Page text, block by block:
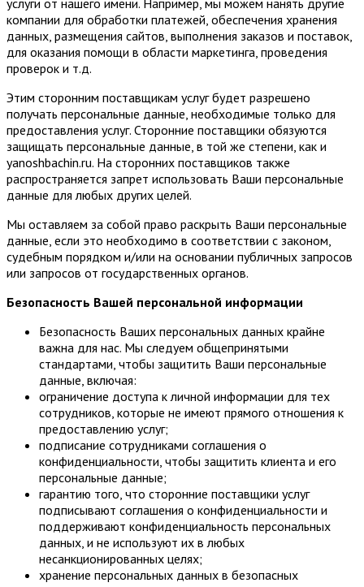
компании для обработки платежей, обеспечения хранения
данных, размещения сайтов, выполнения заказов и поставок,
для оказания помощи в области маркетинга, проведения
проверок и т.д.
Этим сторонним поставщикам услуг будет разрешено
получать персональные данные, необходимые только для
предоставления услуг. Сторонние поставщики обязуются
защищать персональные данные, в той же степени, как и
yanoshbachin.ru. На сторонних поставщиков также
распространяется запрет использовать Ваши персональные
данные для любых других целей.
Мы оставляем за собой право раскрыть Ваши персональные
данные, если это необходимо в соответствии с законом,
судебным порядком и/или на основании публичных запросов
или запросов от государственных органов.
Безопасность Вашей персональной информации
Безопасность Ваших персональных данных крайне
важна для нас. Мы следуем общепринятыми
стандартами, чтобы защитить Ваши персональные
данные, включая:
ограничение доступа к личной информации для тех
сотрудников, которые не имеют прямого отношения к
предоставлению услуг;
подписание сотрудниками соглашения о
конфиденциальности, чтобы защитить клиента и его
персональные данные;
гарантию того, что сторонние поставщики услуг
подписывают соглашения о конфиденциальности и
поддерживают конфиденциальность персональных
данных, и не используют их в любых
несанкционированных целях;
хранение персональных данных в безопасных